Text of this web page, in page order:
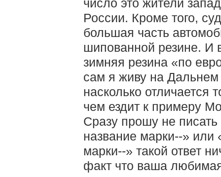
число это жители
России. Кроме того,
большая часть
шипованной резине. И
зимняя резина «по
сам я живу на Дальнем
насколько отличается
чем ездит к примеру
Сразу прошу не
название марки--» или
марки--» такой ответ
факт что ваша